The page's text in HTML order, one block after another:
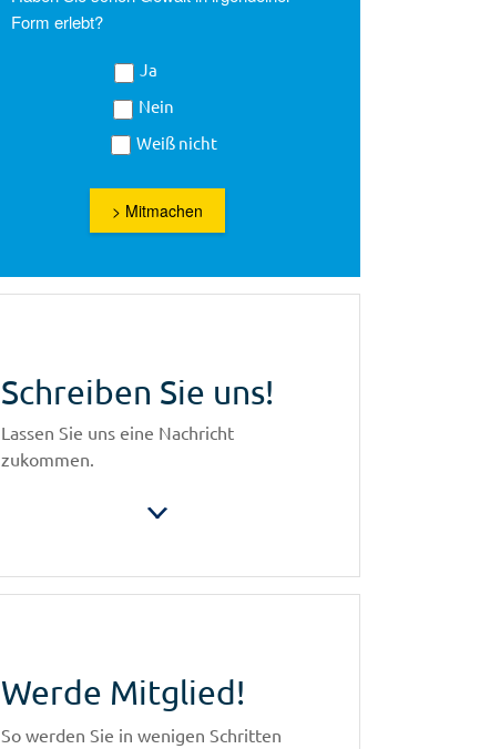
Form erlebt?
Ja
Nein
Weiß nicht
> Mitmachen
Schreiben Sie uns!
Lassen Sie uns eine Nachricht
zukommen.
Werde Mitglied!
So werden Sie in wenigen Schritten